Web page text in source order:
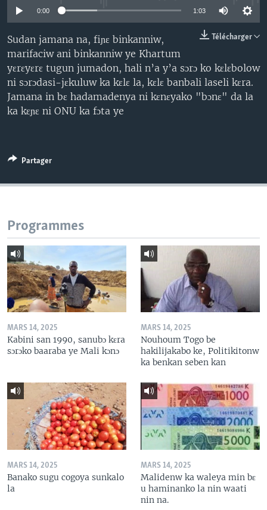
0:00 1:03
Télécharger
Sudan jamana na, fiɲɛ binkanniw,
marifaciw ani binkanniw ye Khartum
yɛrɛyɛrɛ tugun jumadon, hali n’a y’a sɔrɔ ko kɛlɛbolow
ni sɔrɔdasi-jɛkuluw ka kɛlɛ la, kɛlɛ banbali laseli kɛra.
Jamana in bɛ hadamadenya ni kɛnɛyako "bɔnɛ" da la
ka kɛɲɛ ni ONU ka fɔta ye
Partager
Programmes
MARS 14, 2025
Kabini san 1990, sanubɔ kɛra
sɔrɔko baaraba ye Mali kɔnɔ
MARS 14, 2025
Nouhoum Togo be
hakilijakabo ke, Politikitonw
ka benkan seben kan
MARS 14, 2025
Banako sugu cogoya sunkalo
la
MARS 14, 2025
Malidenw ka waleya min bɛ
u haminanko la nin waati
nin na.